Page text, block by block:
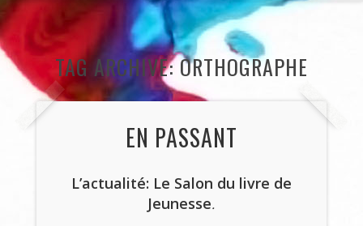
TAG ARCHIVE: ORTHOGRAPHE
EN PASSANT
L’actualité: Le Salon du livre de
Jeunesse.